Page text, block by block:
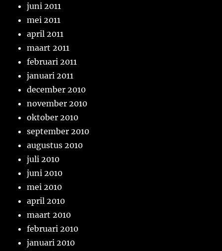
juni 2011
mei 2011
april 2011
maart 2011
februari 2011
januari 2011
december 2010
november 2010
oktober 2010
september 2010
augustus 2010
juli 2010
juni 2010
mei 2010
april 2010
maart 2010
februari 2010
januari 2010